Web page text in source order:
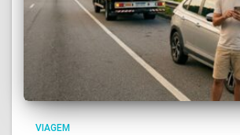
VIAGEM